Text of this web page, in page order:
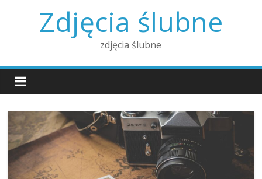
Zdjęcia ślubne
zdjęcia ślubne